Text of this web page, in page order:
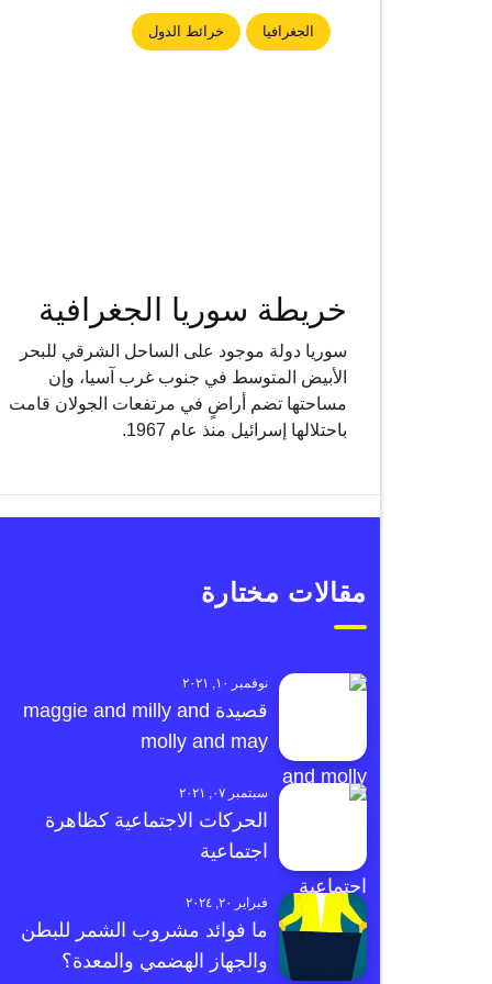
الجغرافيا خرائط الدول
خريطة سوريا الجغرافية
سوريا دولة موجود على الساحل الشرقي للبحر
الأبيض المتوسط ​​في جنوب غرب آسيا، وإن
مساحتها تضم أراضٍ في مرتفعات الجولان قامت
باحتلالها إسرائيل منذ عام 1967.
مقالات مختارة
نوفمبر ١٠, ٢٠٢١
قصيدة maggie and milly and
molly and may
سبتمبر ٠٧, ٢٠٢١
الحركات الاجتماعية كظاهرة
اجتماعية
فبراير ٢٠, ٢٠٢٤
ما فوائد مشروب الشمر للبطن
والجهاز الهضمي والمعدة؟